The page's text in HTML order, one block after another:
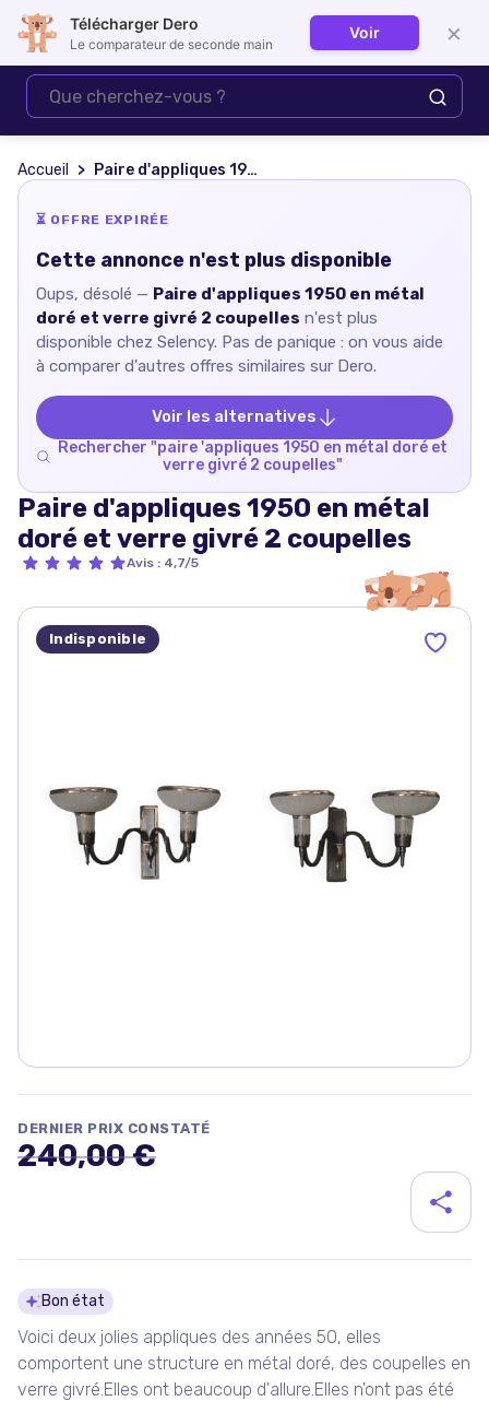
Se connecter
Accueil Paire d'appliques 1950 en métal doré et verre givré 2 coupelles
⏳ OFFRE EXPIRÉE
Cette annonce n'est plus disponible
Oups, désolé — Paire d'appliques 1950 en métal
doré et verre givré 2 coupelles n'est plus
disponible chez Selency. Pas de panique : on vous aide
à comparer d'autres offres similaires sur Dero.
Voir les alternatives
Rechercher "paire 'appliques 1950 en métal doré et
verre givré 2 coupelles"
Paire d'appliques 1950 en métal
doré et verre givré 2 coupelles
Avis : 4,7/5
Indisponible
DERNIER PRIX CONSTATÉ
240,00 €
Détails du produit
Bon état
Voici deux jolies appliques des années 50, elles
comportent une structure en métal doré, des coupelles en
verre givré.Elles ont beaucoup d'allure.Elles n'ont pas été
Télécharger Dero
Le comparateur de seconde main
Voir ×